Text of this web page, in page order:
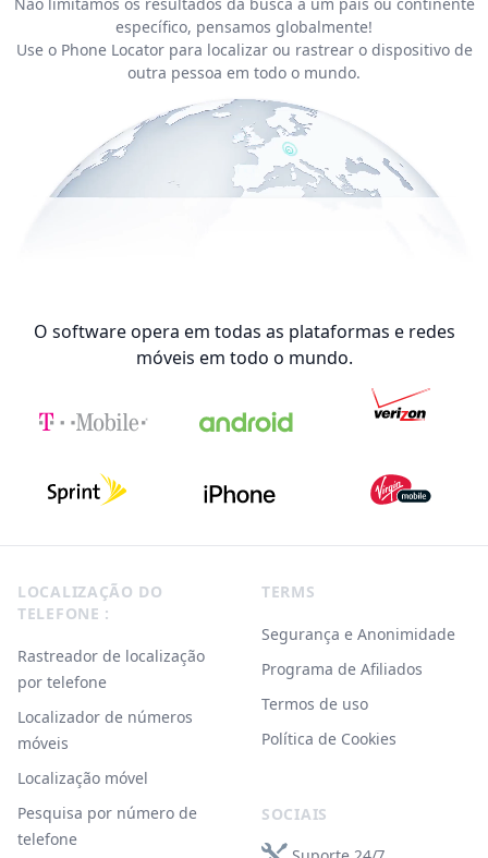
específico, pensamos globalmente!
Use o Phone Locator para localizar ou rastrear o dispositivo de
outra pessoa em todo o mundo.
O software opera em todas as plataformas e redes
móveis em todo o mundo.
LOCALIZAÇÃO DO
TELEFONE :
Rastreador de localização
por telefone
Localizador de números
móveis
Localização móvel
Pesquisa por número de
telefone
TERMS
Segurança e Anonimidade
Programa de Afiliados
Termos de uso
Política de Cookies
SOCIAIS